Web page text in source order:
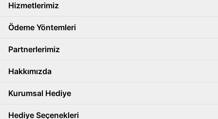
Hizmetlerimiz
Ödeme Yöntemleri
Partnerlerimiz
Hakkımızda
Kurumsal Hediye
Hediye Seçenekleri